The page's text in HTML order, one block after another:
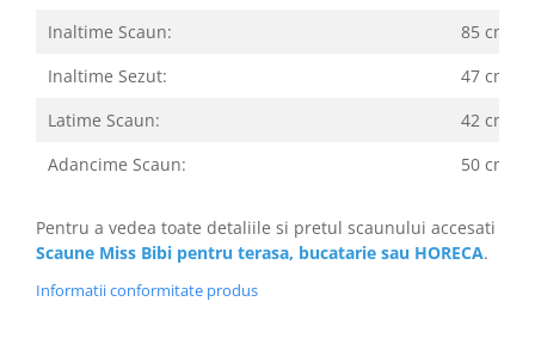
Inaltime Scaun:
85 cm
Inaltime Sezut:
47 cm
Latime Scaun:
42 cm
Adancime Scaun:
50 cm
Pentru a vedea toate detaliile si pretul scaunului accesati
Scaune Miss Bibi pentru terasa, bucatarie sau HORECA.
Informatii conformitate produs